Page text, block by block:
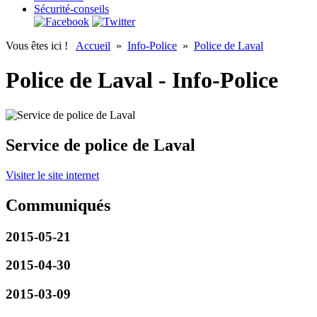
Sécurité-conseils
Vous êtes ici ! Accueil » Info-Police » Police de Laval
Police de Laval - Info-Police
Service de police de Laval
Visiter le site internet
Communiqués
2015-05-21
2015-04-30
2015-03-09